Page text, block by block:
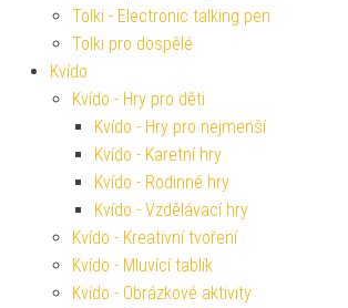
Tolki - Electronic talking pen
Tolki pro dospělé
Kvído
Kvído - Hry pro děti
Kvído - Hry pro nejmenší
Kvído - Karetní hry
Kvído - Rodinné hry
Kvído - Vzdělávací hry
Kvído - Kreativní tvoření
Kvído - Mluvící tablík
Kvído - Obrázkové aktivity